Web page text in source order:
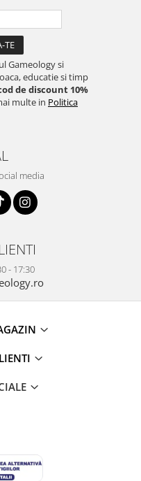
Gameology si
educatie si timp
de discount 10%
multe in Politica
media
- 17:30